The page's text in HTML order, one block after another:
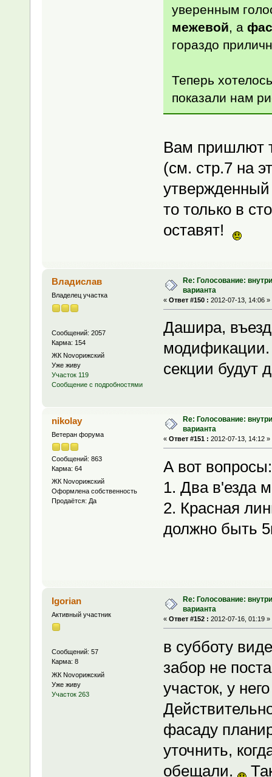
уверенным
межевой, а
гораздо
Теперь
показали нам
Вам пришлют
(см. стр.7 на
то только в
оставят!
Владислав
Владелец участка
Сообщений: 2057
Карма: 154
ЖК Novoрижский
Уже живу
Участок 119
Сообщение с подробностями
Re: Голосование:
варианта
« Ответ #150 : 2012-07-13, 14:06 »
Дашира,
секции будут
nikolay
Ветеран форума
Сообщений: 863
Карма: 64
ЖК Novoрижский
Оформлена собственность
Продаётся: Да
Re: Голосование:
варианта
« Ответ #151 : 2012-07-13, 14:12 »
А вот вопросы:
1. Два в'езда
2. Красная
должно быть
Igorian
Активный участник
Сообщений: 57
Карма: 8
ЖК Novoрижский
Уже живу
Участок 263
Re: Голосование:
варианта
« Ответ #152 : 2012-07-16, 01:19 »
в субботу
забор не
участок, у
фасаду
уточнить,
обещали.